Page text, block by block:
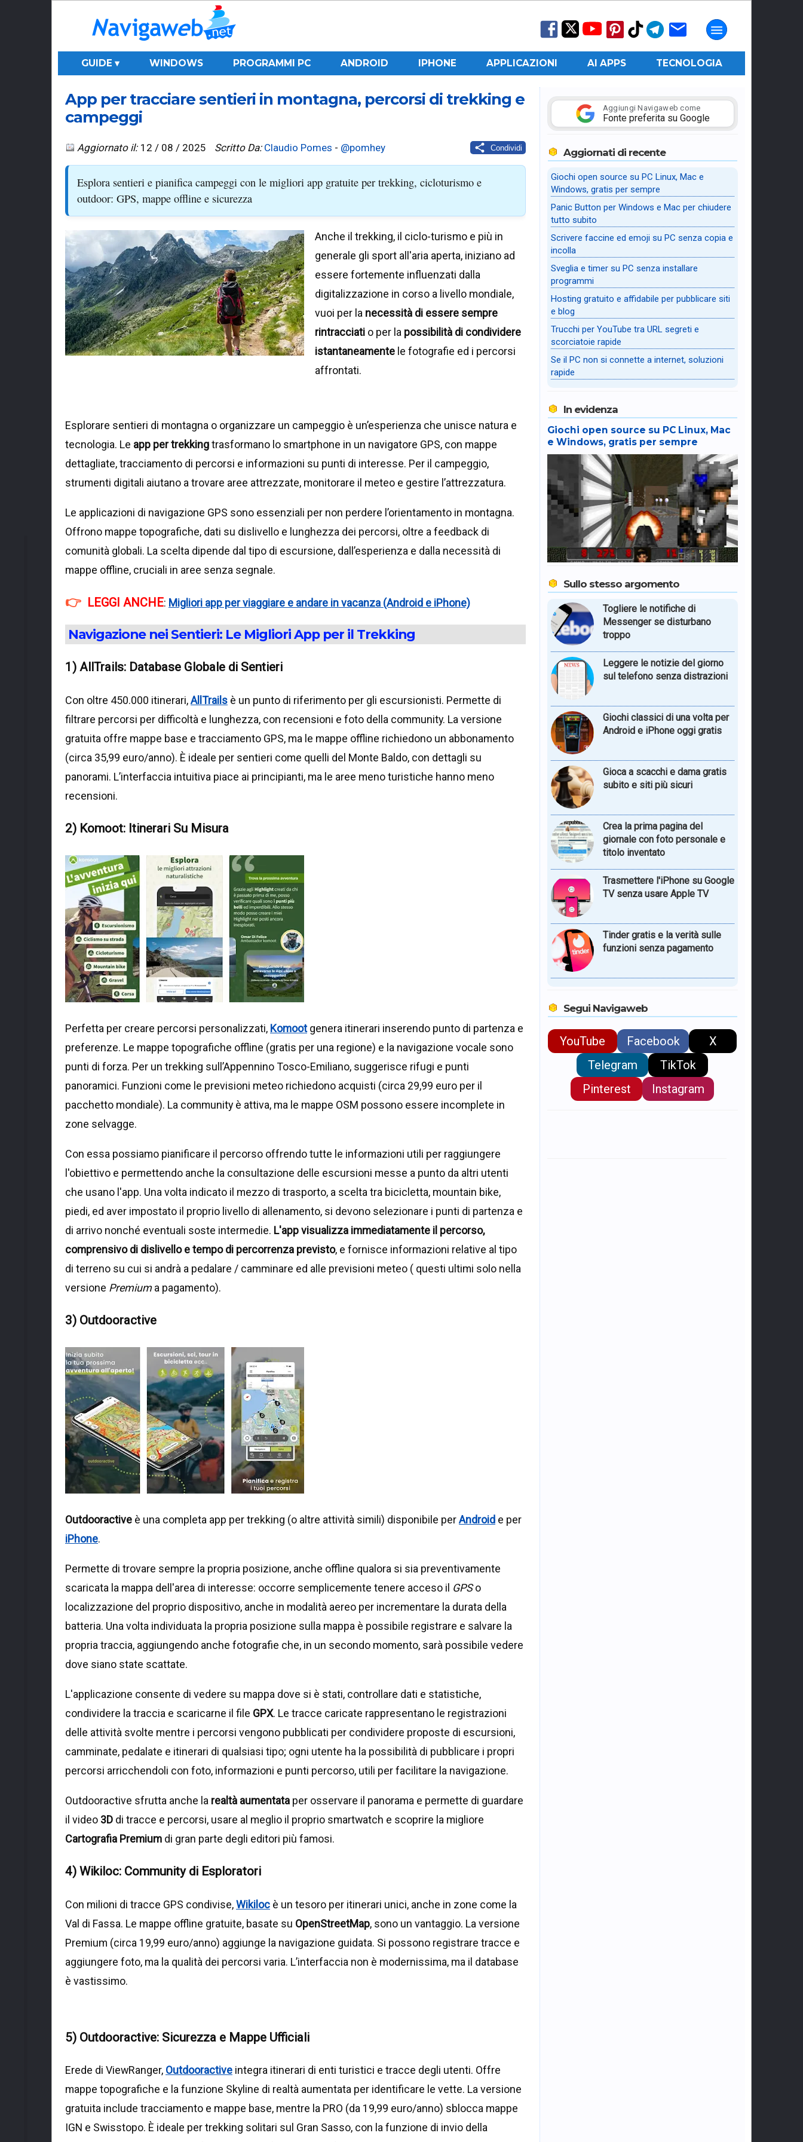
GUIDE ▾ WINDOWS PROGRAMMI PC ANDROID IPHONE APPLICAZIONI AI APPS TECNOLOGIA
App per tracciare sentieri in montagna, percorsi di trekking e
campeggi
Condividi
Aggiornato il: 12 / 08 / 2025 Scritto Da: Claudio Pomes - @pomhey
Esplora sentieri e pianifica campeggi con le migliori app gratuite per trekking, cicloturismo e
outdoor: GPS, mappe offline e sicurezza
Anche il trekking, il ciclo-turismo e più in
generale gli sport all'aria aperta, iniziano ad
essere fortemente influenzati dalla
digitalizzazione in corso a livello mondiale,
vuoi per la necessità di essere sempre
rintracciatio per la possibilità di condividere
istantaneamentele fotografie ed i percorsi
affrontati.
Esplorare sentieri di montagna o organizzare un campeggio è un’esperienza che unisce natura e
tecnologia. Le app per trekkingtrasformano lo smartphone in un navigatore GPS, con mappe
dettagliate, tracciamento di percorsi e informazioni su punti di interesse. Per il campeggio,
strumenti digitali aiutano a trovare aree attrezzate, monitorare il meteo e gestire l’attrezzatura.
Le applicazioni di navigazione GPS sono essenziali per non perdere l’orientamento in montagna.
Offrono mappe topografiche, dati su dislivello e lunghezza dei percorsi, oltre a feedback di
comunità globali. La scelta dipende dal tipo di escursione, dall’esperienza e dalla necessità di
mappe offline, cruciali in aree senza segnale.
LEGGI ANCHE: Migliori app per viaggiare e andare in vacanza (Android e iPhone)
Navigazione nei Sentieri: Le Migliori App per il Trekking
1) AllTrails: Database Globale di Sentieri
Con oltre 450.000 itinerari,AllTrails è un punto di riferimento per gli escursionisti. Permette di
filtrare percorsi per difficoltà e lunghezza, con recensioni e foto della community. La versione
gratuita offre mappe base e tracciamento GPS, ma le mappe offline richiedono un abbonamento
(circa 35,99 euro/anno). È ideale per sentieri come quelli del Monte Baldo, con dettagli su
panorami. L’interfaccia intuitiva piace ai principianti, ma le aree meno turistiche hanno meno
recensioni.
2) Komoot: Itinerari Su Misura
Perfetta per creare percorsi personalizzati, Komootgenera itinerari inserendo punto di partenza e
preferenze. Le mappe topografiche offline (gratis per una regione) e la navigazione vocale sono
punti di forza. Per un trekking sull’Appennino Tosco-Emiliano, suggerisce rifugi e punti
panoramici. Funzioni come le previsioni meteo richiedono acquisti (circa 29,99 euro per il
pacchetto mondiale). La community è attiva, ma le mappe OSM possono essere incomplete in
zone selvagge.
Con essa possiamo pianificare il percorso offrendo tutte le informazioni utili per raggiungere
l'obiettivo e permettendo anche la consultazione delle escursioni messe a punto da altri utenti
che usano l'app. Una volta indicato il mezzo di trasporto, a scelta tra bicicletta, mountain bike,
piedi, ed aver impostato il proprio livello di allenamento, si devono selezionare i punti di partenza e
di arrivo nonché eventuali soste intermedie. L'app visualizza immediatamente il percorso,
comprensivo di dislivello e tempo di percorrenza previsto, e fornisce informazioni relative al tipo
di terreno su cui si andrà a pedalare / camminare ed alle previsioni meteo ( questi ultimi solo nella
versione Premiuma pagamento).
3) Outdooractive
Outdooractive è una completa app per trekking (o altre attività simili) disponibile perAndroid e per
iPhone.
Permette di trovare sempre la propria posizione, anche offline qualora si sia preventivamente
scaricata la mappa dell'area di interesse: occorre semplicemente tenere acceso il GPSo
localizzazione del proprio dispositivo, anche in modalità aereo per incrementare la durata della
batteria. Una volta individuata la propria posizione sulla mappa è possibile registrare e salvare la
propria traccia, aggiungendo anche fotografie che, in un secondo momento, sarà possibile vedere
dove siano state scattate.
L'applicazione consente di vedere su mappa dove si è stati, controllare dati e statistiche,
condividere la traccia e scaricarne il file GPX. Le tracce caricate rappresentano le registrazioni
delle attività svolte mentre i percorsi vengono pubblicati per condividere proposte di escursioni,
camminate, pedalate e itinerari di qualsiasi tipo; ogni utente ha la possibilità di pubblicare i propri
percorsi arricchendoli con foto, informazioni e punti percorso, utili per facilitare la navigazione.
Outdooractive sfrutta anche la realtà aumentata per osservare il panorama e permette di guardare
il video 3D di tracce e percorsi, usare al meglio il proprio smartwatch e scoprire la migliore
Cartografia Premium di gran parte degli editori più famosi.
4) Wikiloc: Community di Esploratori
Con milioni di tracce GPS condivise,Wikiloc è un tesoro per itinerari unici, anche in zone come la
Val di Fassa. Le mappe offline gratuite, basate su OpenStreetMap, sono un vantaggio. La versione
Premium (circa 19,99 euro/anno) aggiunge la navigazione guidata. Si possono registrare tracce e
aggiungere foto, ma la qualità dei percorsi varia. L’interfaccia non è modernissima, ma il database
è vastissimo.
5) Outdooractive: Sicurezza e Mappe Ufficiali
Erede di ViewRanger, Outdooractive integra itinerari di enti turistici e tracce degli utenti. Offre
mappe topografiche e la funzione Skyline di realtà aumentata per identificare le vette. La versione
gratuita include tracciamento e mappe base, mentre la PRO (da 19,99 euro/anno) sblocca mappe
IGN e Swisstopo. È ideale per trekking solitari sul Gran Sasso, con la funzione di invio della
Aggiungi Navigaweb come
Fonte preferita su Google
Aggiornati di recente
Giochi open source su PC Linux, Mac e
Windows, gratis per sempre
Panic Button per Windows e Mac per chiudere
tutto subito
Scrivere faccine ed emoji su PC senza copia e
incolla
Sveglia e timer su PC senza installare
programmi
Hosting gratuito e affidabile per pubblicare siti
e blog
Trucchi per YouTube tra URL segreti e
scorciatoie rapide
Se il PC non si connette a internet, soluzioni
rapide
In evidenza
Giochi open source su PC Linux, Mac
e Windows, gratis per sempre
Sullo stesso argomento
Togliere le notifiche di
Messenger se disturbano
troppo
Leggere le notizie del giorno
sul telefono senza distrazioni
Giochi classici di una volta per
Android e iPhone oggi gratis
Gioca a scacchi e dama gratis
subito e siti più sicuri
Crea la prima pagina del
giornale con foto personale e
titolo inventato
Trasmettere l'iPhone su Google
TV senza usare Apple TV
Tinder gratis e la verità sulle
funzioni senza pagamento
Segui Navigaweb
YouTube Facebook
X
Telegram
TikTok
Pinterest
Instagram